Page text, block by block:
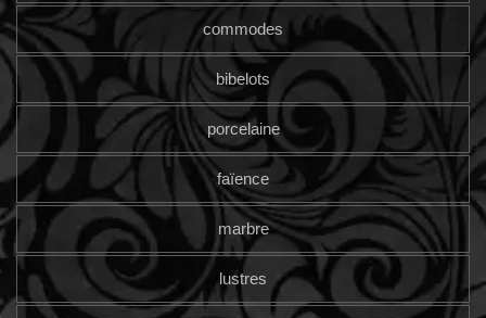
commodes
bibelots
porcelaine
faïence
marbre
lustres